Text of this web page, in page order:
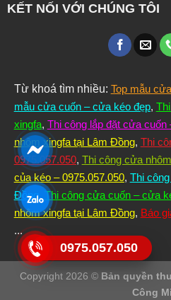
KẾT NỐI VỚI CHÚNG TÔI
Từ khoá tìm nhiều: Top mẫu
mẫu cửa cuốn – cửa kéo đẹp,
xingfa, Thi công lắp đặt cửa cuốn
nhôm xingfa tại Lâm Đồng, Thi
0975.057.050, Thi công cửa
của kéo – 0975.057.050, Thi
Đồng
Thi công cửa cuốn – cửa
nhôm xingfa tại Lâm Đồng, Báo
...
Copyright 2026 © Bản quyền
Công
0975.057.050